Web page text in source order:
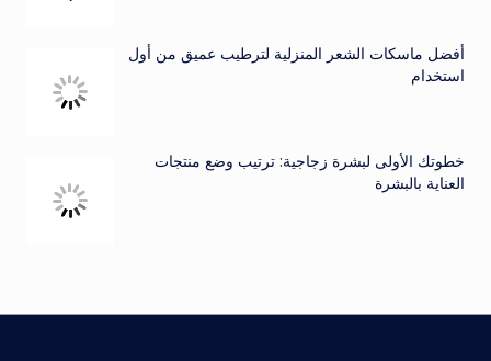
أفضل ماسكات الشعر المنزلية لترطيب عميق من أول
استخدام
خطوتك الأولى لبشرة زجاجية: ترتيب وضع منتجات
العناية بالبشرة